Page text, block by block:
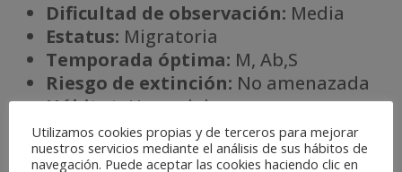
Dificultad de observación: Media
Estatus: Migratoria
Temporada óptima: M, Ab,S
Riesgo de extinción: No amenazada
Hábitat:Humedales
Utilizamos cookies propias y de terceros para mejorar
nuestros servicios mediante el análisis de sus hábitos de
navegación. Puede aceptar las cookies haciendo clic en